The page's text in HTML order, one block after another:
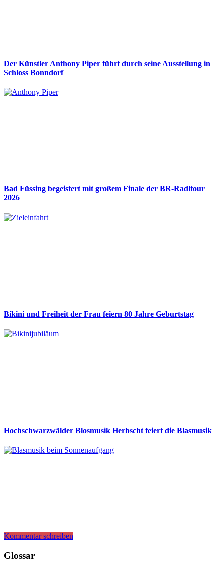
Der Künstler Anthony Piper führt durch seine Ausstellung in
Schloss Bonndorf
Bad Füssing begeistert mit großem Finale der BR-Radltour
2026
Bikini und Freiheit der Frau feiern 80 Jahre Geburtstag
Hochschwarzwälder Blosmusik Herbscht feiert die Blasmusik
Kommentar schreiben
Glossar